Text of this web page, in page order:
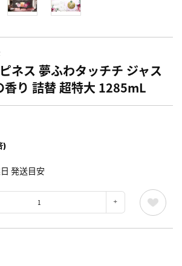
ネス 夢ふわタッチチ ジャス
香り 詰替 超特大 1285mL
)
発送目安